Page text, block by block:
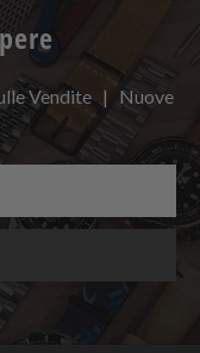
Vendite | Nuove